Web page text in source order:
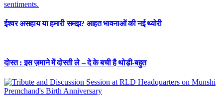
ईश्वर असहाय या हमारी समझ? आहत भावनाओं की नई थ्योरी
दोस्त : इस ज़माने में दोस्ती ले – दे के बची है थोड़ी-बहुत